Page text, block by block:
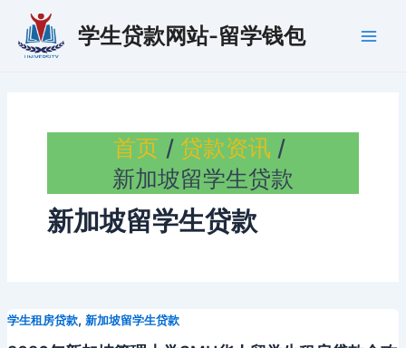
学生贷款网站-留学钱包
首页
贷款资讯
新加坡留学生贷款
新加坡留学生贷款
学生租房贷款, 新加坡留学生贷款